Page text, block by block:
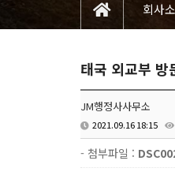
회사
태국 외교부 방
JM행정사사무소
2021.09.16 18:15
- 첨부파일 :